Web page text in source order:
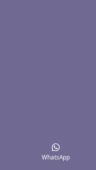
WhatsApp